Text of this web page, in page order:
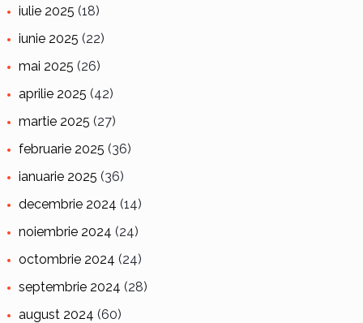
iulie 2025 (18)
iunie 2025 (22)
mai 2025 (26)
aprilie 2025 (42)
martie 2025 (27)
februarie 2025 (36)
ianuarie 2025 (36)
decembrie 2024 (14)
noiembrie 2024 (24)
octombrie 2024 (24)
septembrie 2024 (28)
august 2024 (60)